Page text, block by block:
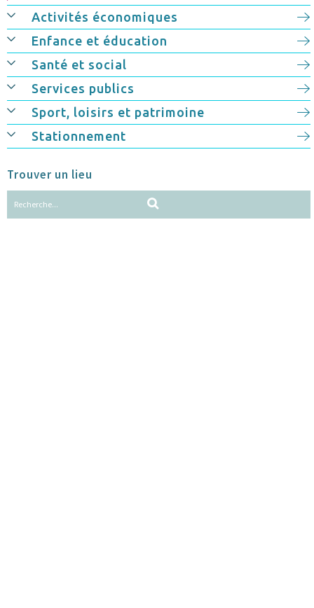
Activités économiques
Enfance et éducation
Santé et social
Services publics
Sport, loisirs et patrimoine
Stationnement
Trouver un lieu